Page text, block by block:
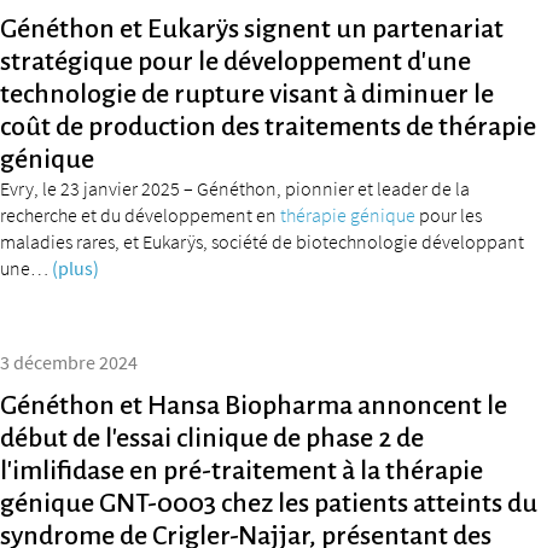
Généthon et Eukarÿs signent un partenariat
stratégique pour le développement d’une
technologie de rupture visant à diminuer le
coût de production des traitements de thérapie
génique
Evry, le 23 janvier 2025 – Généthon, pionnier et leader de la
recherche et du développement en thérapie génique pour les
maladies rares, et Eukarÿs, société de biotechnologie développant
une…
(plus)
3 décembre 2024
Généthon et Hansa Biopharma annoncent le
début de l’essai clinique de phase 2 de
l’imlifidase en pré-traitement à la thérapie
génique GNT-0003 chez les patients atteints du
syndrome de Crigler-Najjar, présentant des